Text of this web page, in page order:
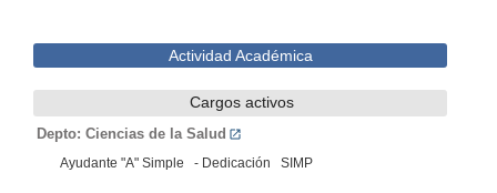
Actividad Académica
Cargos activos
Depto: Ciencias de la Salud
Ayudante "A" Simple - Dedicación SIMP